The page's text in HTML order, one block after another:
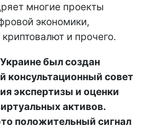
многие проекты
экономики,
и прочего.
был создан
консультационный совет
экспертизы и оценки
активов.
положительный сигнал